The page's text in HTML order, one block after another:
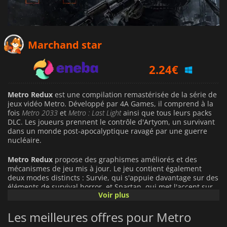
Marchand star
2.24€
2.89€
Metro Redux est une compilation remastérisée de la série de
jeux vidéo Metro. Développé par 4A Games, il comprend à la
fois Metro 2033 et Metro : Last Lightainsi que tous leurs packs
DLC. Les joueurs prennent le contrôle d'Artyom, un survivant
dans un monde post-apocalyptique ravagé par une guerre
nucléaire.
Metro Redux propose des graphismes améliorés et des
mécanismes de jeu mis à jour. Le jeu contient également
deux modes distincts : Survie, qui s'appuie davantage sur des
éléments de survival horror, et Spartan, qui met l'accent sur
un gameplay plus orienté vers l'action. Les joueurs se frayent
explorant les tunnels souterrains et les ruines tout en
combattant de dangereux mutants à l'aide d'une variété
Voir plus
Les meilleures offres pour Metro